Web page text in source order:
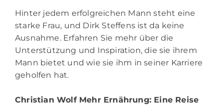
Hinter jedem erfolgreichen Mann steht eine
starke Frau, und Dirk Steffens ist da keine
Ausnahme. Erfahren Sie mehr über die
Unterstützung und Inspiration, die sie ihrem
Mann bietet und wie sie ihm in seiner Karriere
geholfen hat.
Christian Wolf Mehr Ernährung: Eine Reise